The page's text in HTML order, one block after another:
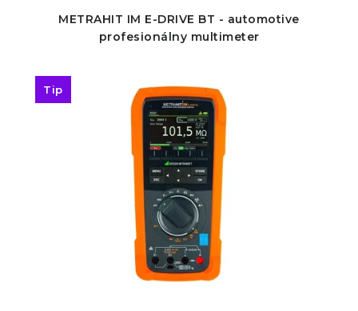
METRAHIT IM E-DRIVE BT - automotive
profesionálny multimeter
Tip